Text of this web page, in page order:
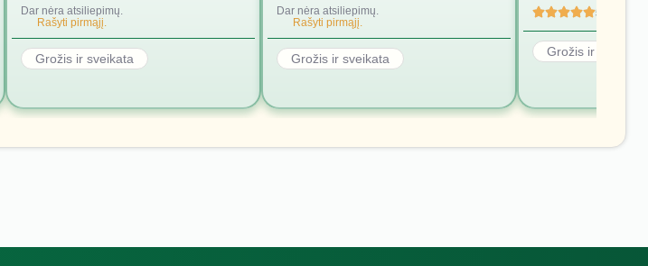
Dar nėra atsiliepimų.
Rašyti pirmąjį.
Grožis ir sveikata
Dar nėra atsiliepimų.
Rašyti pirmąjį.
Grožis ir sveikata
5
Grožis ir sveikata